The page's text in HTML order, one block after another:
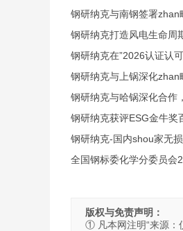
钢研纳克与南钢签署
钢研纳克打造风电生命周
钢研纳克在”2026认证认
钢研纳克与上锅深化
钢研纳克与哈锅深化合作
钢研纳克获评ESG金牛奖
钢研纳克-国内shou家无
全国钢标委化学分委员会
版权与免责声明：
① 凡本网注明“来源：